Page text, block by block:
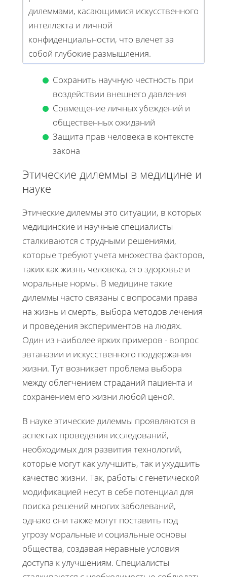
дилеммами, касающимися искусственного
интеллекта и личной
конфиденциальности, что влечет за
собой глубокие размышления.
Сохранить научную честность при
воздействии внешнего давления
Совмещение личных убеждений и
общественных ожиданий
Защита прав человека в контексте
закона
Этические дилеммы в медицине и
науке
Этические дилеммы это ситуации, в которых
медицинские и научные специалисты
сталкиваются с трудными решениями,
которые требуют учета множества факторов,
таких как жизнь человека, его здоровье и
моральные нормы. В медицине такие
дилеммы часто связаны с вопросами права
на жизнь и смерть, выбора методов лечения
и проведения экспериментов на людях.
Один из наиболее ярких примеров - вопрос
эвтаназии и искусственного поддержания
жизни. Тут возникает проблема выбора
между облегчением страданий пациента и
сохранением его жизни любой ценой.
В науке этические дилеммы проявляются в
аспектах проведения исследований,
необходимых для развития технологий,
которые могут как улучшить, так и ухудшить
качество жизни. Так, работы с генетической
модификацией несут в себе потенциал для
поиска решений многих заболеваний,
однако они также могут поставить под
угрозу моральные и социальные основы
общества, создавая неравные условия
доступа к улучшениям. Специалисты